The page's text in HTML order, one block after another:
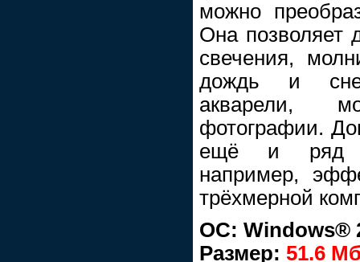
можно
Она позволяет
свечения,
дождь и
акварели,
фотографии.
ещё и ряд
например,
трёхмерной
ОС: Windows®
Размер: 51.6